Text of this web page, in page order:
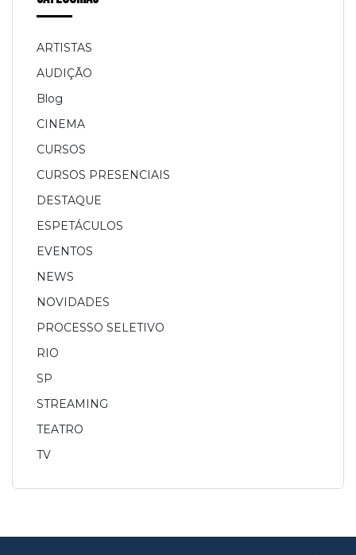
ARTISTAS
AUDIÇÃO
Blog
CINEMA
CURSOS
CURSOS PRESENCIAIS
DESTAQUE
ESPETÁCULOS
EVENTOS
NEWS
NOVIDADES
PROCESSO SELETIVO
RIO
SP
STREAMING
TEATRO
TV